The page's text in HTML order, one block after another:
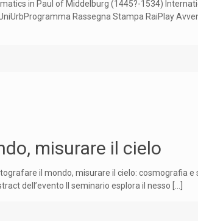
in Paul of Middelburg (1445?-1534)
Rassegna Stampa RaiPlay
misurare il cielo
il mondo, misurare il cielo: cosmografia e
dell’evento Il seminario esplora il nesso […]